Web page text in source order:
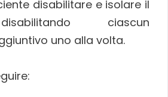
disabilitare e isolare il
ciascun
uno alla volta.